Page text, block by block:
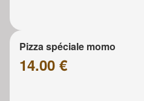
Pizza spéciale momo
14.00 €